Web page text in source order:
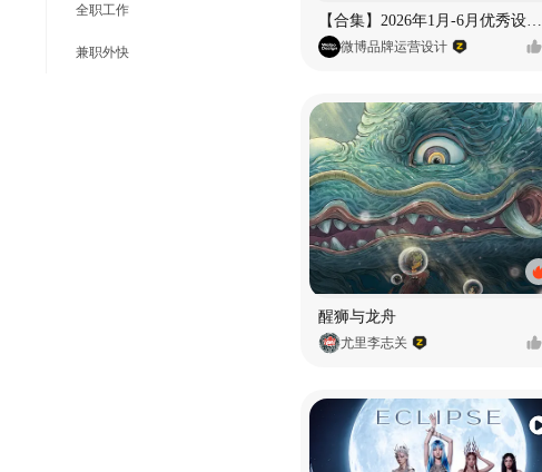
全职工作
兼职外快 微博品牌运营设计
醒狮与龙舟
尤里李志关